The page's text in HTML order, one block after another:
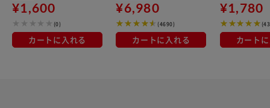
¥1,600
(0)
カートに入れる
¥6,980
(4690)
カートに入れる
¥1,780
カート